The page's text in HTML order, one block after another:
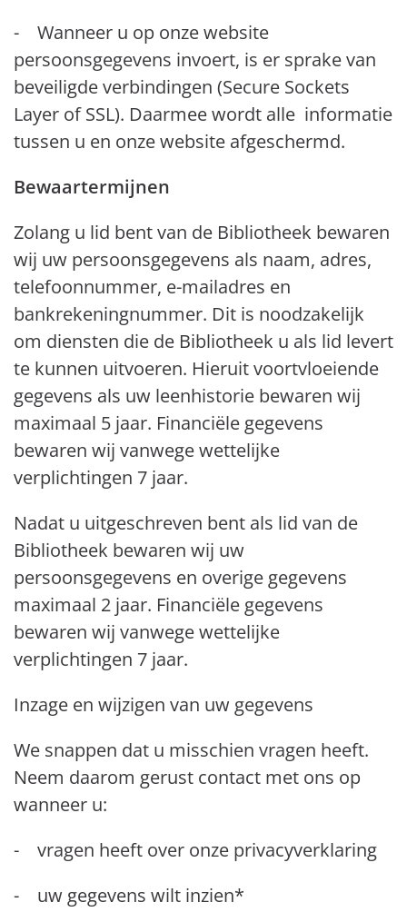
- Wanneer u op onze website
persoonsgegevens invoert, is er sprake van
beveiligde verbindingen (Secure Sockets
Layer of SSL). Daarmee wordt alle informatie
tussen u en onze website afgeschermd.
Bewaartermijnen
Zolang u lid bent van de Bibliotheek bewaren
wij uw persoonsgegevens als naam, adres,
telefoonnummer, e-mailadres en
bankrekeningnummer. Dit is noodzakelijk
om diensten die de Bibliotheek u als lid levert
te kunnen uitvoeren. Hieruit voortvloeiende
gegevens als uw leenhistorie bewaren wij
maximaal 5 jaar. Financiële gegevens
bewaren wij vanwege wettelijke
verplichtingen 7 jaar.
Nadat u uitgeschreven bent als lid van de
Bibliotheek bewaren wij uw
persoonsgegevens en overige gegevens
maximaal 2 jaar. Financiële gegevens
bewaren wij vanwege wettelijke
verplichtingen 7 jaar.
Inzage en wijzigen van uw gegevens
We snappen dat u misschien vragen heeft.
Neem daarom gerust contact met ons op
wanneer u:
- vragen heeft over onze privacyverklaring
- uw gegevens wilt inzien*